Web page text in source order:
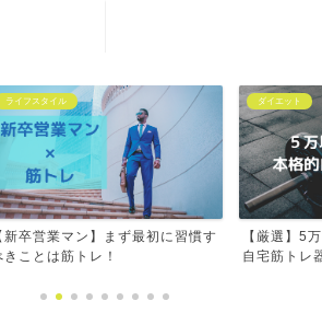
ダイエット
厳選】5万円以下で揃える本格的
宅筋トレ器具
サプリメント
【モテる】
オススメサ